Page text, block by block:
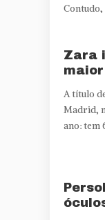
Contudo,
Zara
A título
Madrid,
ano: tem